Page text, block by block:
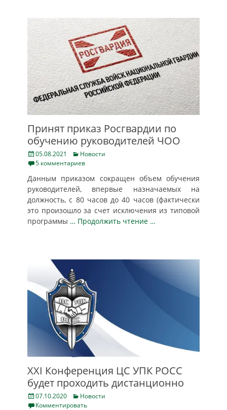
Принят приказ Росгвардии по
обучению руководителей ЧОО
Posted
on
05.08.2021 Categories
Новости
5 комментариев
Данным приказом сокращен объем обучения
руководителей, впервые назначаемых на
должность, с 80 часов до 40 часов (фактически
это произошло за счет исключения из типовой
программы … Продолжить чтение …
XXI Конференция ЦС УПК РОСС
будет проходить дистанционно
Posted
on
07.10.2020 Categories
Новости
Комментировать